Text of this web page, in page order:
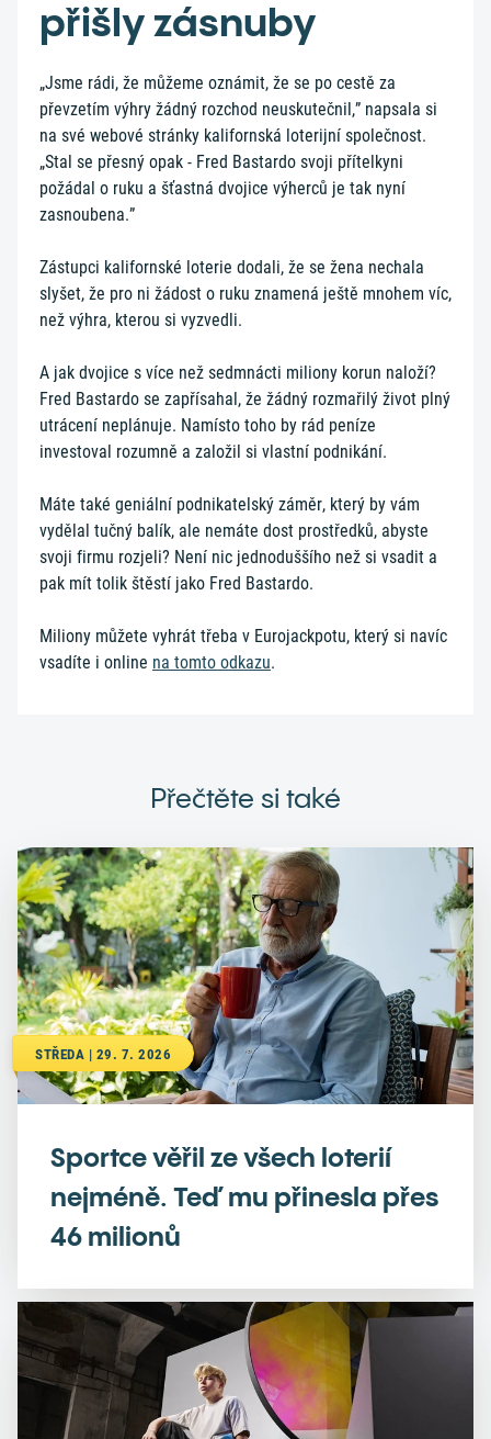
přišly zásnuby
„Jsme rádi, že můžeme oznámit, že se po cestě za
převzetím výhry žádný rozchod neuskutečnil,” napsala si
na své webové stránky kalifornská loterijní společnost.
„Stal se přesný opak - Fred Bastardo svoji přítelkyni
požádal o ruku a šťastná dvojice výherců je tak nyní
zasnoubena.”
Zástupci kalifornské loterie dodali, že se žena nechala
slyšet, že pro ni žádost o ruku znamená ještě mnohem víc,
než výhra, kterou si vyzvedli.
A jak dvojice s více než sedmnácti miliony korun naloží?
Fred Bastardo se zapřísahal, že žádný rozmařilý život plný
utrácení neplánuje. Namísto toho by rád peníze
investoval rozumně a založil si vlastní podnikání.
Máte také geniální podnikatelský záměr, který by vám
vydělal tučný balík, ale nemáte dost prostředků, abyste
svoji firmu rozjeli? Není nic jednoduššího než si vsadit a
pak mít tolik štěstí jako Fred Bastardo.
Miliony můžete vyhrát třeba v Eurojackpotu, který si navíc
vsadíte i online na tomto odkazu.
Přečtěte si také
STŘEDA | 29. 7. 2026
Sportce věřil ze všech loterií
nejméně. Teď mu přinesla přes
46 milionů